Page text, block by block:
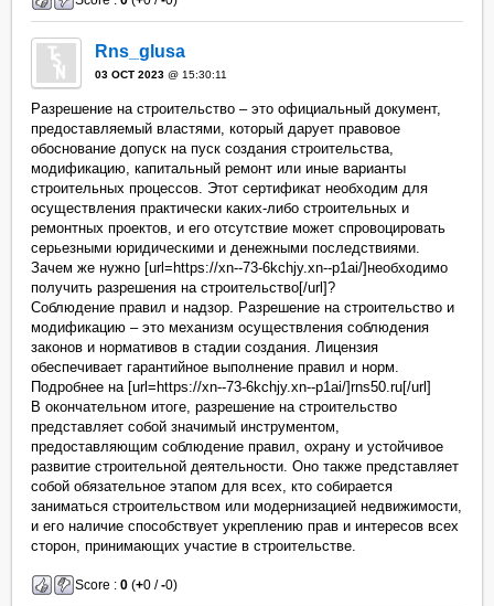
Rns_glusa
03 OCT 2023 @ 15:30:11
Разрешение на строительство – это официальный документ,
предоставляемый властями, который дарует правовое
обоснование допуск на пуск создания строительства,
модификацию, капитальный ремонт или иные варианты
строительных процессов. Этот сертификат необходим для
осуществления практически каких-либо строительных и
ремонтных проектов, и его отсутствие может спровоцировать
серьезными юридическими и денежными последствиями.
Зачем же нужно [url=https://xn--73-6kchjy.xn--p1ai/]необходимо
получить разрешения на строительство[/url]?
Соблюдение правил и надзор. Разрешение на строительство и
модификацию – это механизм осуществления соблюдения
законов и нормативов в стадии создания. Лицензия
обеспечивает гарантийное выполнение правил и норм.
Подробнее на [url=https://xn--73-6kchjy.xn--p1ai/]rns50.ru[/url]
В окончательном итоге, разрешение на строительство
представляет собой значимый инструментом,
предоставляющим соблюдение правил, охрану и устойчивое
развитие строительной деятельности. Оно также представляет
собой обязательное этапом для всех, кто собирается
заниматься строительством или модернизацией недвижимости,
и его наличие способствует укреплению прав и интересов всех
сторон, принимающих участие в строительстве.
Score :0 (+0 /-0)